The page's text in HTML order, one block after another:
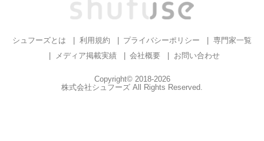
シュフーズとは 利用規約 プライバシーポリシー
専門家一覧
メディア掲載実績
会社概要 お問い合わせ
Copyright© 2018-2026
株式会社シュフーズ All Rights Reserved.